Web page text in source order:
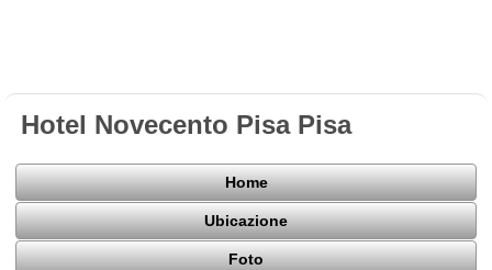
Hotel Novecento Pisa Pisa
Home
Ubicazione
Foto